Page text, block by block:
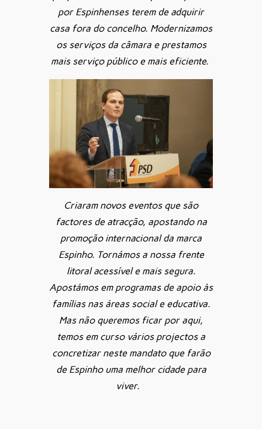
por Espinhenses terem de adquirir
casa fora do concelho. Modernizamos
os serviços da câmara e prestamos
mais serviço público e mais eficiente.
Criaram novos eventos que são
factores de atracção, apostando na
promoção internacional da marca
Espinho. Tornámos a nossa frente
litoral acessível e mais segura.
Apostámos em programas de apoio às
famílias nas áreas social e educativa.
Mas não queremos ficar por aqui,
temos em curso vários projectos a
concretizar neste mandato que farão
de Espinho uma melhor cidade para
viver.